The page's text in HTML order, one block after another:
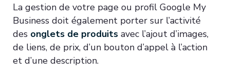
La gestion de votre page ou profil Google My
Business doit également porter sur l’activité
des onglets de produits avec l’ajout d’images,
de liens, de prix, d’un bouton d’appel à l’action
et d’une description.